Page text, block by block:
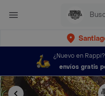
¿Nuevo en Rappi?
envíos gratis